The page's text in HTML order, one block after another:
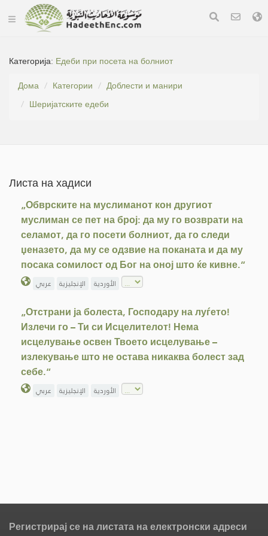
Категорија: Едеби при посета на болниот
Дома
Категории
Доблести и манири
Шеријатските едеби
Листа на хадиси
„Обврските на муслиманот кон другиот
муслиман се пет на број: да му го возврати на
селамот, да го посети болниот, да го следи
џеназето, да му се одзвие на поканата и да му
посака сомилост од Бог на оној што ќе кивне.“
عربي الإنجليزية الأوردية
„Отстрани ја болеста, Господару на луѓето!
Излечи го – Ти си Исцелителот! Нема
исцелување освен Твоето исцелување –
излекување што не остава никаква болест зад
себе.“
عربي الإنجليزية الأوردية
Регистрирај се на листата на електронски адреси